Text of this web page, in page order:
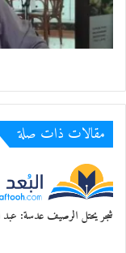
مقالات ذات صلة
شجر يحتل الرصيف عدسة: عبد